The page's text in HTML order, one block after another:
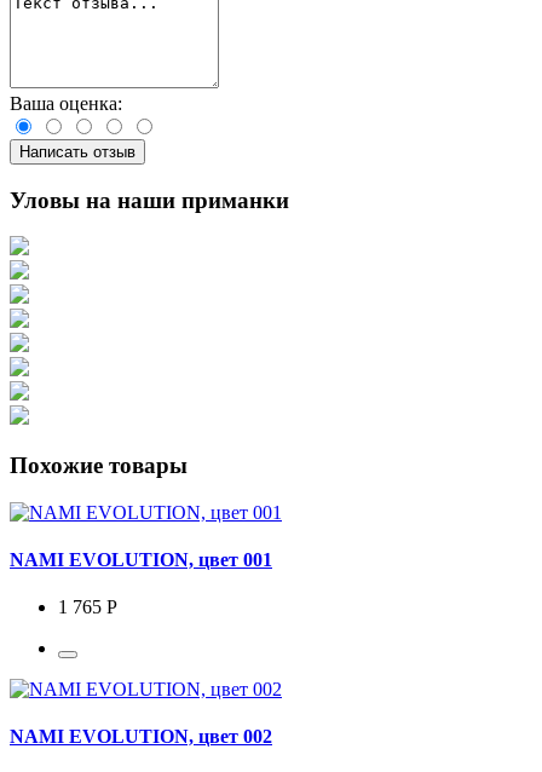
Ваша оценка:
Написать отзыв
Уловы на наши приманки
Похожие товары
NAMI EVOLUTION, цвет 001
1 765 Р
NAMI EVOLUTION, цвет 002